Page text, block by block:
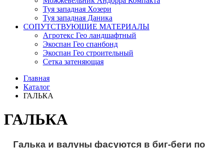
Туя западная Хозери
Туя западная Даника
СОПУТСТВУЮЩИЕ МАТЕРИАЛЫ
Агротекс Гео ландшафтный
Экоспан Гео спанбонд
Экоспан Гео строительный
Сетка затеняющая
Главная
Каталог
ГАЛЬКА
ГАЛЬКА
Галька и валуны фасуются в биг-беги по